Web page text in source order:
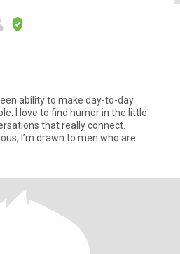
ability to make day-to-day
I love to find humor in the little
that really connect.
I’m drawn to men who are